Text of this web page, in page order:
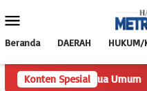
ke
Mobile
Beranda DAERAH HUKUM/
Konten Spesial
Tugas Ketua Umum